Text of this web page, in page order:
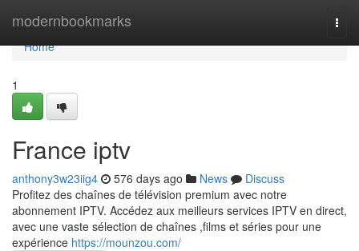
modernbookmarks
Home
Home
1
France iptv
anthony3w23iig4 576 days ago News
Discuss
Profitez des chaînes de télévision premium avec notre
abonnement IPTV. Accédez aux meilleurs services IPTV en direct,
avec une vaste sélection de chaînes ,films et séries pour une
expérience https://mounzou.com/